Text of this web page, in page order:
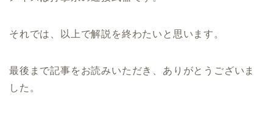
それでは、以上で解説を終わたいと思います。
最後まで記事をお読みいただき、ありがとうございま
した。